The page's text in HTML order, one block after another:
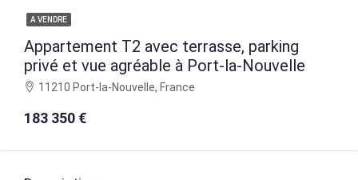
A VENDRE
Appartement T2 avec terrasse, parking
privé et vue agréable à Port-la-Nouvelle
11210 Port-la-Nouvelle, France
183 350 €